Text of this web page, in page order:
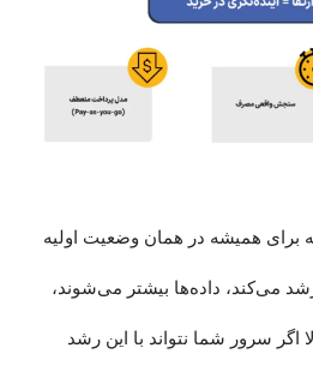
همیشه در همان وضعیت اولیه
می‌کند، داده‌ها بیشتر می‌شوند،
اگر سرور شما نتواند با این رشد